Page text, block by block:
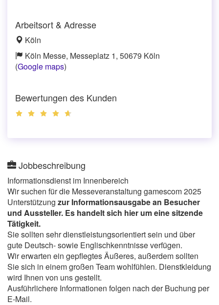
Arbeitsort & Adresse
Köln
Köln Messe, Messeplatz 1, 50679 Köln
(Google maps)
Bewertungen des Kunden
Jobbeschreibung
Informationsdienst im Innenbereich
Wir suchen für die Messeveranstaltung gamescom 2025
Unterstützung zur Informationsausgabe an Besucher
und Aussteller. Es handelt sich hier um eine sitzende
Tätigkeit.
Sie sollten sehr dienstleistungsorientiert sein und über
gute Deutsch- sowie Englischkenntnisse verfügen.
Wir erwarten ein gepflegtes Äußeres, außerdem sollten
Sie sich in einem großen Team wohlfühlen. Dienstkleidung
wird Ihnen von uns gestellt.
Ausführlichere Informationen folgen nach der Buchung per
E-Mail.